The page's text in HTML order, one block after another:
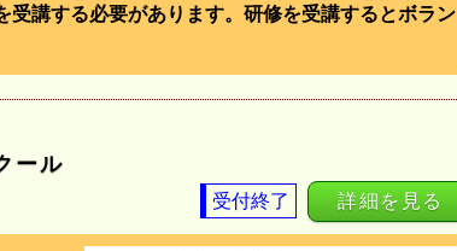
講する必要があります。研修を受講するとボラン
ール
受付終了 詳細を見る